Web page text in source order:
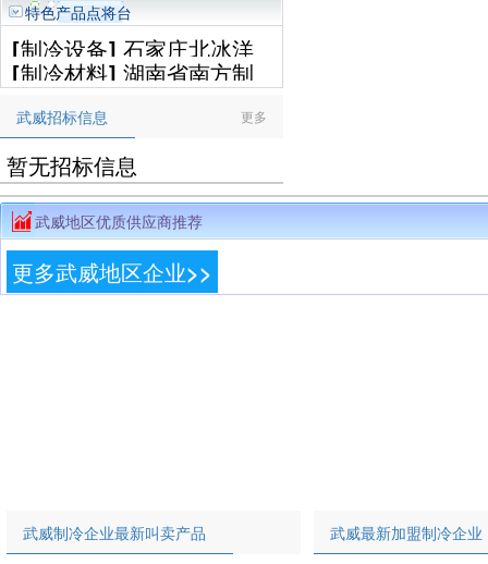
特色产品点将台
[制冷设备] 石家庄北冰洋
制冷设备工程有限公司
[制冷材料] 湖南省南方制
冷设备有限公司
更多
武威招标信息
暂无招标信息
武威地区优质供应商推荐
更多武威地区企业>>
武威制冷企业最新叫卖产品 武威最新加盟制冷企业